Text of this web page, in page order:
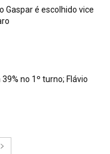
Gaspar é escolhido vice
no 1º turno; Flávio